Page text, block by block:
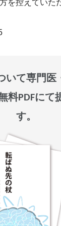
を控えていた
いて専門医
料PDFにて
す。